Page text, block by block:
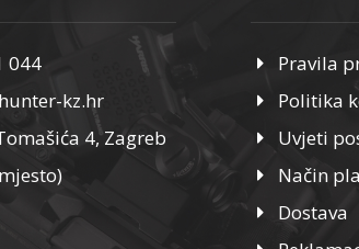
044
kz.hr
4, Zagreb
Pravila
Politika
Uvjeti
Način
Dostava